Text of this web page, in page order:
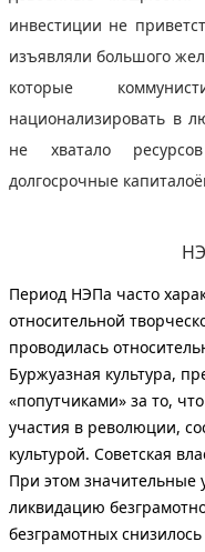
инвестиции не
изъявляли большого
которые
национализировать в
не хватало
долгосрочные
Период НЭПа часто
относительной
проводилась
Буржуазная культура,
«попутчиками» за то,
участия в революции,
культурой. Советская
При этом
ликвидацию
безграмотных снизилось